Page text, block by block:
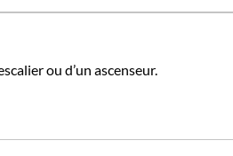
ou d’un ascenseur.